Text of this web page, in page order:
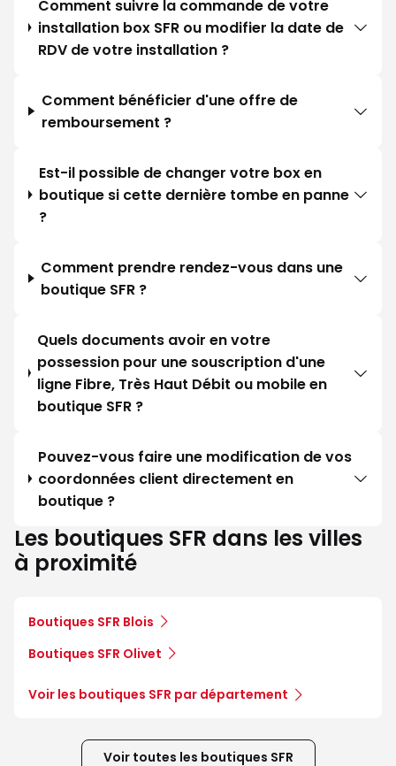
Comment suivre la commande de votre
installation box SFR ou modifier la date de
RDV de votre installation ?
Comment bénéficier d'une offre de
remboursement ?
Est-il possible de changer votre box en
boutique si cette dernière tombe en panne
?
Comment prendre rendez-vous dans une
boutique SFR ?
Quels documents avoir en votre
possession pour une souscription d'une
ligne Fibre, Très Haut Débit ou mobile en
boutique SFR ?
Pouvez-vous faire une modification de vos
coordonnées client directement en
boutique ?
Les boutiques SFR dans les villes
à proximité
Boutiques SFR Blois
Boutiques SFR Olivet
Voir les boutiques SFR par département
Voir toutes les boutiques SFR